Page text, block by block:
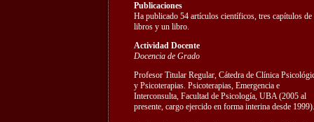
Publicaciones
Ha publicado 54 artículos científicos, tres capítulos de
libros y un libro.
Actividad Docente
Docencia de Grado
Profesor Titular Regular, Cátedra de Clínica
y Psicoterapias. Psicoterapias, Emergencia e
Interconsulta, Facultad de Psicología, UBA (2005 al
presente, cargo ejercido en forma interina desde 1999).